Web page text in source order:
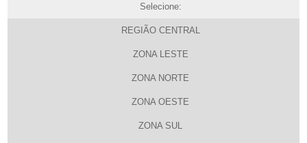
Selecione:
REGIÃO CENTRAL
ZONA LESTE
ZONA NORTE
ZONA OESTE
ZONA SUL